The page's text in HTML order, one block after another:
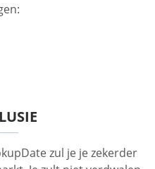
zul je je zekerder